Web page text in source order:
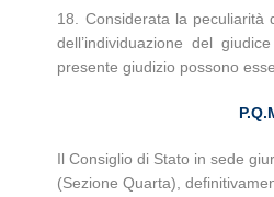
18. Considerata la peculiarità
dell’individuazione del
presente giudizio possono
Il Consiglio di Stato in sede
(Sezione Quarta),